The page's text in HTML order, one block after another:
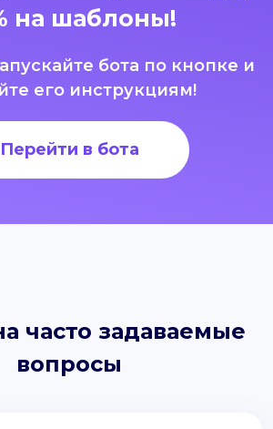
на шаблоны!
бота по кнопке и
его инструкциям!
Перейти в бота
часто задаваемые
вопросы